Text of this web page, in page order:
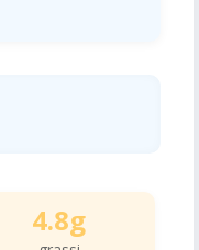
4.8g